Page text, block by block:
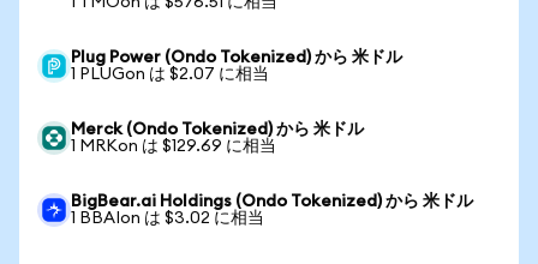
Plug Power (Ondo Tokenized) から 米ドル
1 PLUGon は $2.07 に相当
Merck (Ondo Tokenized) から 米ドル
1 MRKon は $129.69 に相当
BigBear.ai Holdings (Ondo Tokenized) から 米ドル
1 BBAIon は $3.02 に相当